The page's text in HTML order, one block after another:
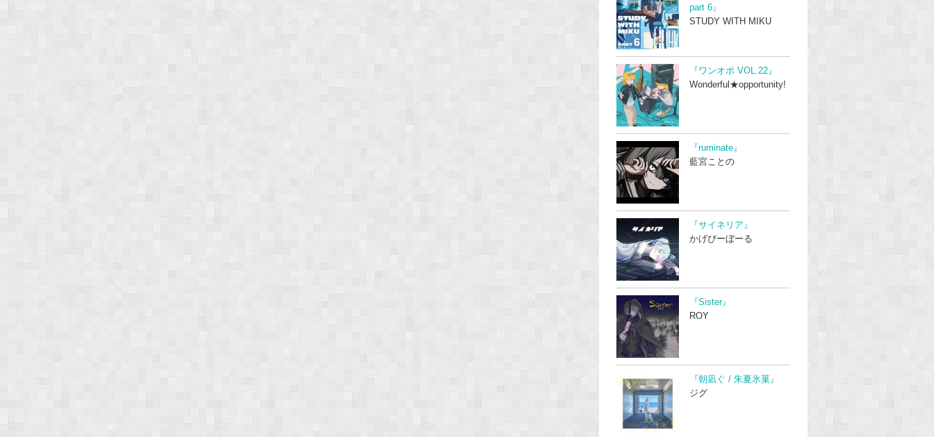
part 6』
STUDY WITH MIKU
『ワンオポ VOL.22』
Wonderful★opportunity!
『ruminate』
藍宮ことの
『サイネリア』
かげぴーぼーる
『Sister』
ROY
『朝凪ぐ / 朱夏氷菓』
ジグ